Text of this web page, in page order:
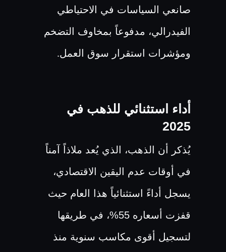
صانعي السياسات في الاحتياطي
الفيدرالي، مدفوعاً بمخاوف التضخم
ومؤشرات استقرار سوق العمل.
أداء استثنائي للذهب في
2025
يُذكر أن الذهب، الذي يُعد ملاذاً آمناً
في أوقات عدم اليقين الاقتصادي،
يسجل أداءً استثنائياً هذا العام حيث
قفزت أسعاره 55%، في طريقها
لتسجيل أقوى مكاسب سنوية منذ